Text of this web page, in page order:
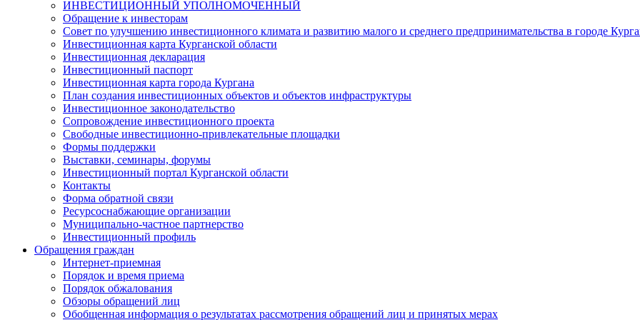
ИНВЕСТИЦИОННЫЙ УПОЛНОМОЧЕННЫЙ
Обращение к инвесторам
Совет по улучшению инвестиционного климата и развитию малого и среднего предпринимательства в городе
Инвестиционная карта Курганской области
Инвестиционная декларация
Инвестиционный паспорт
Инвестиционная карта города Кургана
План создания инвестиционных объектов и объектов инфраструктуры
Инвестиционное законодательство
Сопровождение инвестиционного проекта
Свободные инвестиционно-привлекательные площадки
Формы поддержки
Выставки, семинары, форумы
Инвестиционный портал Курганской области
Контакты
Форма обратной связи
Ресурсоснабжающие организации
Муниципально-частное партнерство
Инвестиционный профиль
Обращения граждан
Интернет-приемная
Порядок и время приема
Порядок обжалования
Обзоры обращений лиц
Обобщенная информация о результатах рассмотрения обращений лиц и принятых мерах